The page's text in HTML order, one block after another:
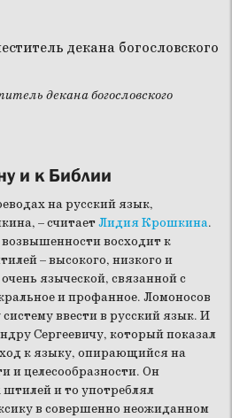
декана богословского
и к Библии
на русский язык,
– считаетЛидия Крошкина.
восходит к
– высокого, низкого и
языческой, связанной с
и профанное. Ломоносов
ввести в русский язык. И
Сергеевичу, который показал
к языку, опирающийся на
и целесообразности. Он
и то употреблял
в совершенно неожиданном